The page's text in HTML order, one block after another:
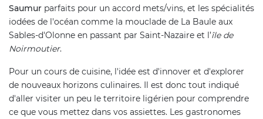
Saumur parfaits pour un accord mets/vins, et les spécialités
iodées de l'océan comme la mouclade de La Baule aux
Sables-d'Olonne en passant par Saint-Nazaire et l’île de
Noirmoutier.
Pour un cours de cuisine, l'idée est d'innover et d'explorer
de nouveaux horizons culinaires. Il est donc tout indiqué
d'aller visiter un peu le territoire ligérien pour comprendre
ce que vous mettez dans vos assiettes. Les gastronomes